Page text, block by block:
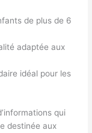
de plus de 6
adaptée aux
idéal pour les
qui
destinée aux